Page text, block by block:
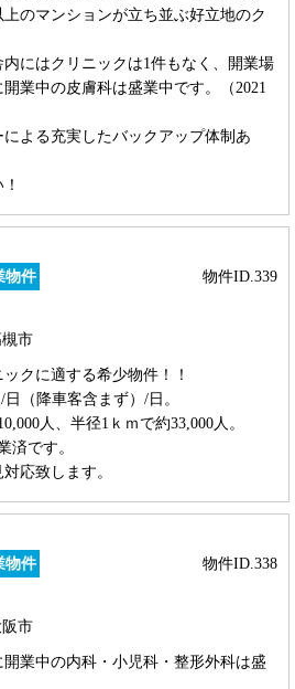
のマンションが立ち並ぶ好立地のク
にはクリニックは1件もなく、開業場
業中の皮膚科は盛業中です。（2021
よる充実したバックアップ体制あ
物件ID.339
物件
市
クに適する希少物件！！
（降車客含まず）/日。
人、半径1ｋｍで約33,000人。
済です。
応致します。
物件ID.338
物件
市
業中の内科・小児科・整形外科は盛